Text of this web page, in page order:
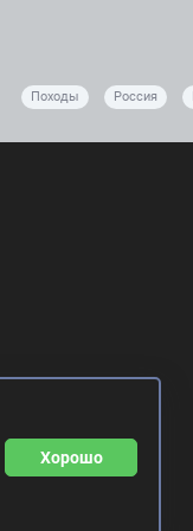
Походы Россия
Хорошо